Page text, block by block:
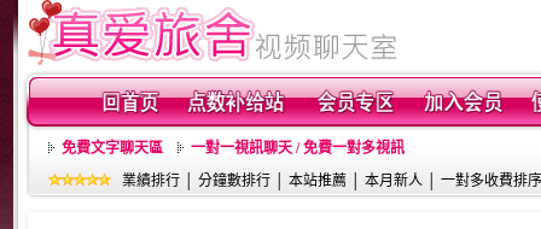
免費文字聊天區
一對一視訊聊天 / 免費一對多視訊
業績排行
分鐘數排行 本站推薦 本月新人 一對多收費排序